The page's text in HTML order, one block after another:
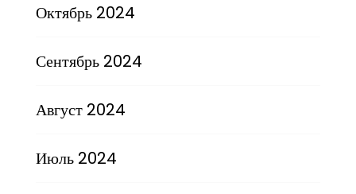
Октябрь 2024
Сентябрь 2024
Август 2024
Июль 2024